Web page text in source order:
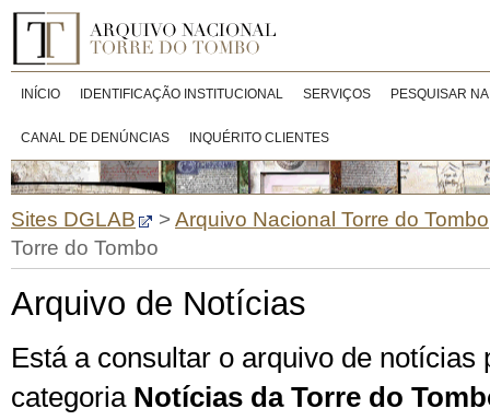
INÍCIO IDENTIFICAÇÃO INSTITUCIONAL SERVIÇOS PESQUISAR
CANAL DE DENÚNCIAS INQUÉRITO CLIENTES
Sites DGLAB >Arquivo Nacional Torre do Tombo
Torre do Tombo
Arquivo de Notícias
Está a consultar o arquivo de notícias
categoria Notícias da Torre do